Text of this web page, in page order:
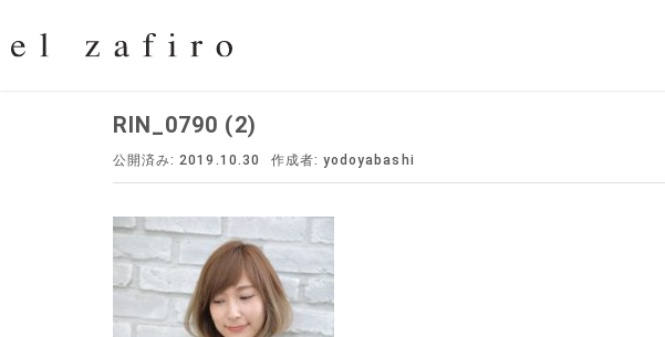
RIN_0790 (2)
公開済み: 2019.10.30 作成者:yodoyabashi